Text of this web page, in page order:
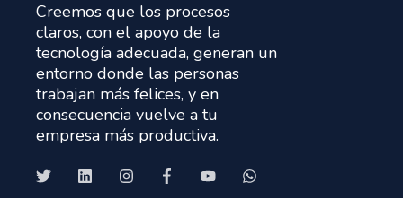
Creemos que los procesos
claros, con el apoyo de la
tecnología adecuada, generan un
entorno donde las personas
trabajan más felices, y en
consecuencia vuelve a tu
empresa más productiva.